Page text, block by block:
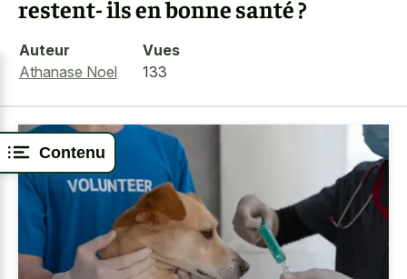
Contenu
restent- ils en bonne santé ?
Auteur
Athanase Noel
Vues
133